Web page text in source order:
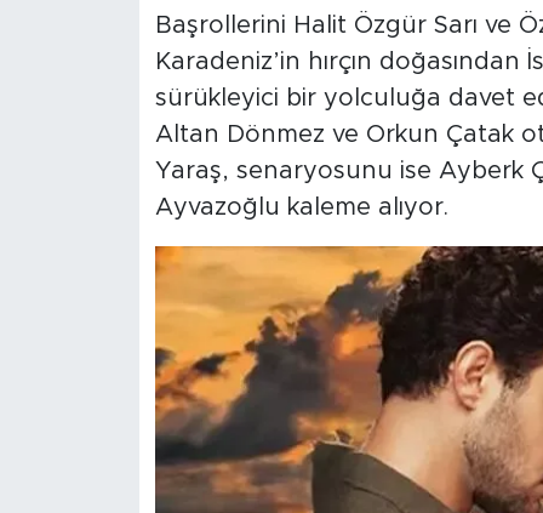
Başrollerini Halit Özgür Sarı ve
Karadeniz’in hırçın doğasından
sürükleyici bir yolculuğa davet
Altan Dönmez ve Orkun Çatak
Yaraş, senaryosunu ise Ayberk
Ayvazoğlu kaleme alıyor.